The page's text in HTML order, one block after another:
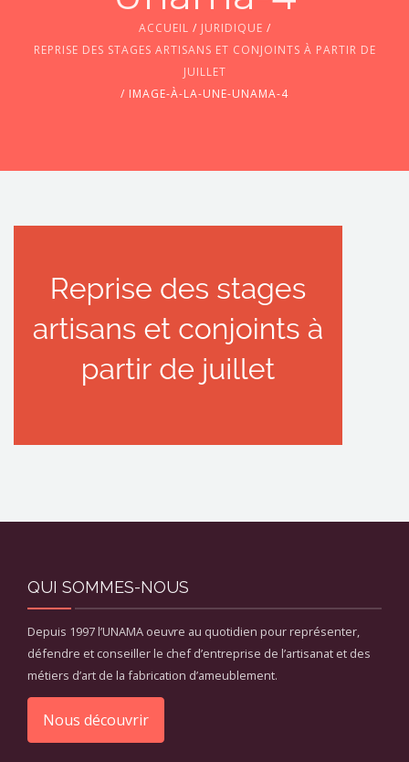
AGENDA
ACCUEIL / JURIDIQUE /
REPRISE DES STAGES ARTISANS ET CONJOINTS À PARTIR DE
JUILLET
/ IMAGE-À-LA-UNE-UNAMA-4
QUI SOMMES-NOUS
Depuis 1997 l’UNAMA oeuvre au quotidien pour représenter,
défendre et conseiller le chef d’entreprise de l’artisanat et des
métiers d’art de la fabrication d’ameublement.
Nous découvrir